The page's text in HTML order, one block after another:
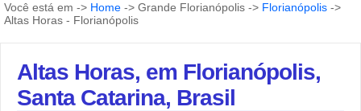
Você está em -> Home -> Grande Florianópolis -> Florianópolis ->
Altas Horas - Florianópolis
Altas Horas, em Florianópolis,
Santa Catarina, Brasil